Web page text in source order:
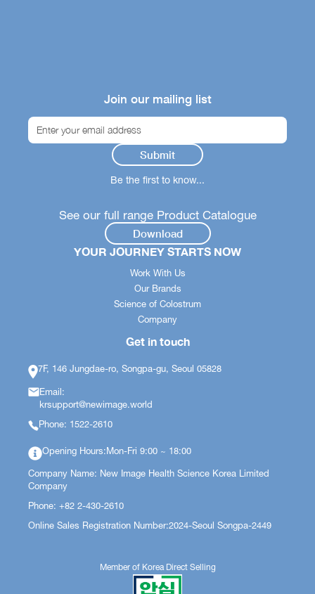
Join our mailing list
Be the first to know...
See our full range Product Catalogue
Download
YOUR JOURNEY STARTS NOW
Work With Us
Our Brands
Science of Colostrum
Company
Get in touch
7F, 146 Jungdae-ro, Songpa-gu, Seoul 05828
Email:
krsupport@newimage.world
Phone: 1522-2610
Opening Hours:Mon-Fri 9:00 ~ 18:00
Company Name: New Image Health Science Korea Limited
Company
Phone: +82 2-430-2610
Online Sales Registration Number:2024-Seoul Songpa-2449
Member of Korea Direct Selling